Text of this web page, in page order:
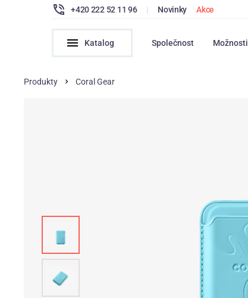
+420 222 52 11 96 | Novinky Akce
Katalog Společnost Možnosti
Produkty Coral Gear